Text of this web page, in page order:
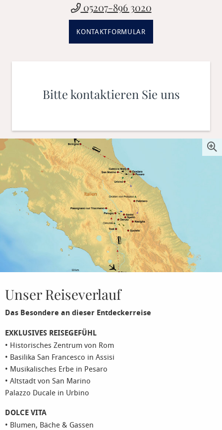
05207-896 3020
KONTAKTFORMULAR
Bitte kontaktieren Sie uns
Unser Reiseverlauf
Das Besondere an dieser Entdeckerreise
EXKLUSIVES REISEGEFÜHL
• Historisches Zentrum von Rom
• Basilika San Francesco in Assisi
• Musikalisches Erbe in Pesaro
• Altstadt von San Marino
Palazzo Ducale in Urbino
DOLCE VITA
• Blumen, Bäche & Gassen